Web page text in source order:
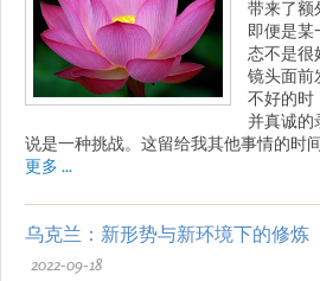
带来了额
即便是某
态不是很
镜头面前
不好的时
并真诚的
说是一种挑战。这留给我其他事情的时
更多 ...
乌克兰：新形势与新环境下的修炼
2022-09-18